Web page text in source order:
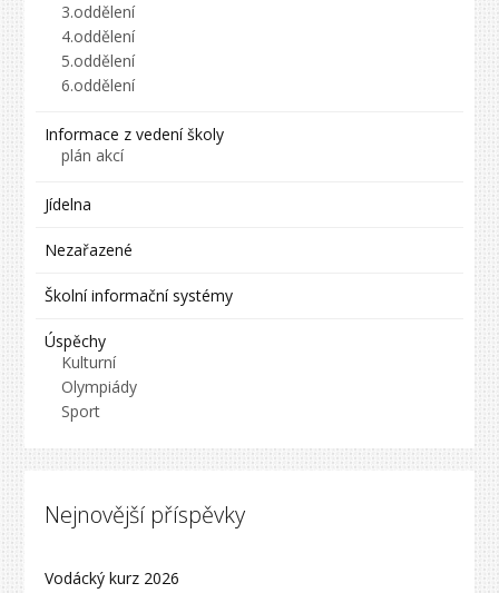
3.oddělení
4.oddělení
5.oddělení
6.oddělení
Informace z vedení školy
plán akcí
Jídelna
Nezařazené
Školní informační systémy
Úspěchy
Kulturní
Olympiády
Sport
Nejnovější příspěvky
Vodácký kurz 2026